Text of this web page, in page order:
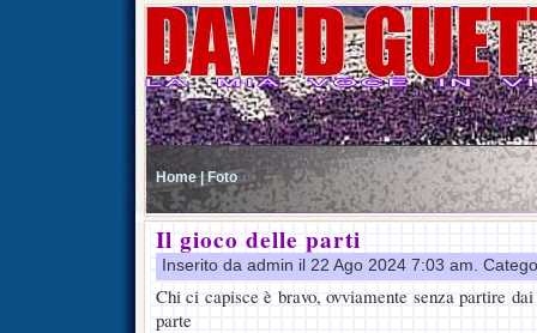
Home | Foto
Il gioco delle parti
Inserito da admin il 22 Ago 2024 7:03 am.
Chi ci capisce è bravo, ovviamente senza partire
parte